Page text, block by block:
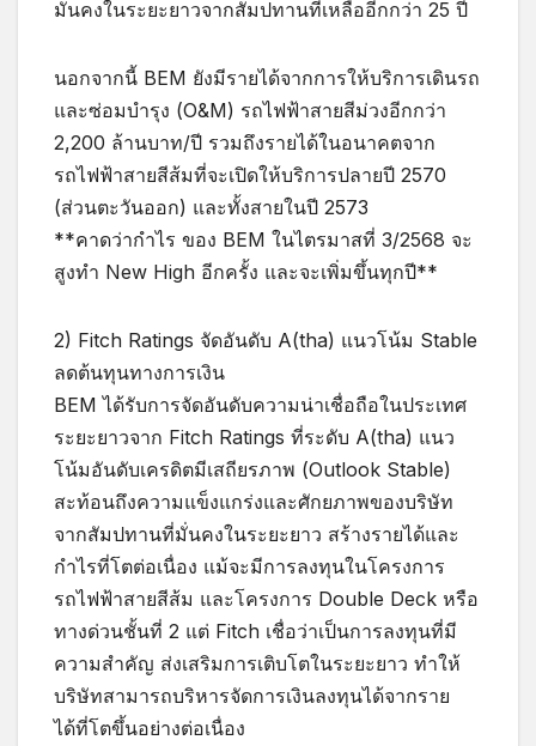
มั่นคงในระยะยาวจากสัมปทานที่เหลืออีกกว่า 25 ปี
นอกจากนี้ BEM ยังมีรายได้จากการให้บริการเดินรถ
และซ่อมบำรุง (O&M) รถไฟฟ้าสายสีม่วงอีกกว่า
2,200 ล้านบาท/ปี รวมถึงรายได้ในอนาคตจาก
รถไฟฟ้าสายสีส้มที่จะเปิดให้บริการปลายปี 2570
(ส่วนตะวันออก) และทั้งสายในปี 2573
**คาดว่ากำไร ของ BEM ในไตรมาสที่ 3/2568 จะ
สูงทำ New High อีกครั้ง และจะเพิ่มขึ้นทุกปี**
2) Fitch Ratings จัดอันดับ A(tha) แนวโน้ม Stable
ลดต้นทุนทางการเงิน
BEM ได้รับการจัดอันดับความน่าเชื่อถือในประเทศ
ระยะยาวจาก Fitch Ratings ที่ระดับ A(tha) แนว
โน้มอันดับเครดิตมีเสถียรภาพ (Outlook Stable)
สะท้อนถึงความแข็งแกร่งและศักยภาพของบริษัท
จากสัมปทานที่มั่นคงในระยะยาว สร้างรายได้และ
กำไรที่โตต่อเนื่อง แม้จะมีการลงทุนในโครงการ
รถไฟฟ้าสายสีส้ม และโครงการ Double Deck หรือ
ทางด่วนชั้นที่ 2 แต่ Fitch เชื่อว่าเป็นการลงทุนที่มี
ความสำคัญ ส่งเสริมการเติบโตในระยะยาว ทำให้
บริษัทสามารถบริหารจัดการเงินลงทุนได้จากราย
ได้ที่โตขึ้นอย่างต่อเนื่อง